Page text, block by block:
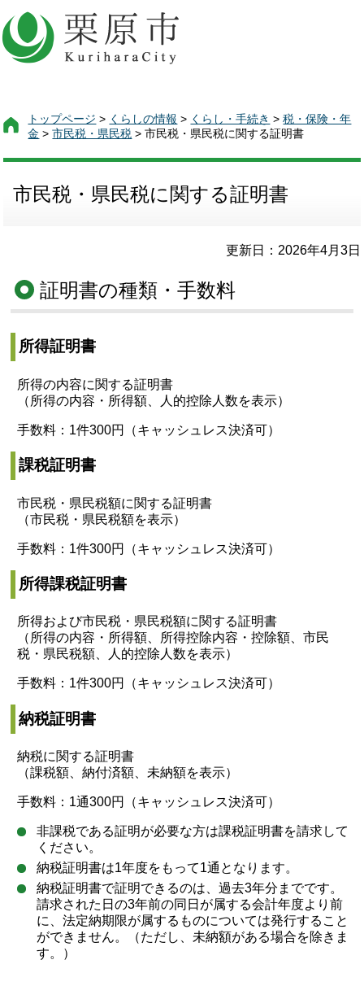
トップページ > くらしの情報 > くらし・手続き >税・保険・年
金 >市民税・県民税 > 市民税・県民税に関する証明書
市民税・県民税に関する証明書
更新日：2026年4月3日
証明書の種類・手数料
所得証明書
所得の内容に関する証明書
（所得の内容・所得額、人的控除人数を表示）
手数料：1件300円（キャッシュレス決済可）
課税証明書
市民税・県民税額に関する証明書
（市民税・県民税額を表示）
手数料：1件300円（キャッシュレス決済可）
所得課税証明書
所得および市民税・県民税額に関する証明書
（所得の内容・所得額、所得控除内容・控除額、市民
税・県民税額、人的控除人数を表示）
手数料：1件300円（キャッシュレス決済可）
納税証明書
納税に関する証明書
（課税額、納付済額、未納額を表示）
手数料：1通300円（キャッシュレス決済可）
非課税である証明が必要な方は課税証明書を請求して
ください。
納税証明書は1年度をもって1通となります。
納税証明書で証明できるのは、過去3年分までです。
請求された日の3年前の同日が属する会計年度より前
に、法定納期限が属するものについては発行すること
ができません。（ただし、未納額がある場合を除きま
す。）